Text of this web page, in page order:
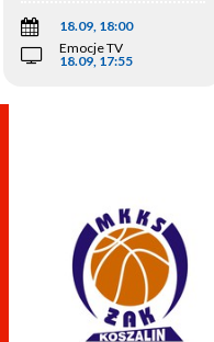
18.09, 18:00
Emocje TV
18.09, 17:55